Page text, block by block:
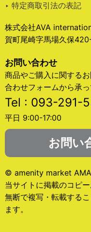
‣ 特定商取引法の表記
株式会社AVA
賀町尾崎字馬場久保
お問い合わせ
商品やご購入に関する
合わせフォームから承っ
Tel : 093-291-
平日 9:00-17:00
お問い
© amenity market
当サイトに掲載のコピ
無断で複写・転載する
ます。